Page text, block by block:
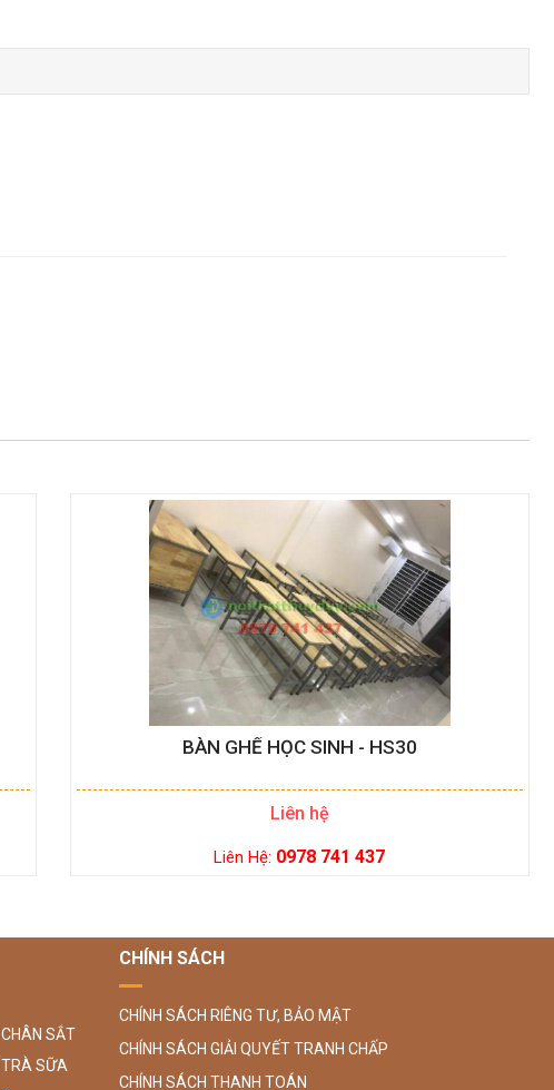
BÀN GHẾ HỌC SINH - HS30
Liên hệ
Liên Hệ: 0978 741 437
SẮT
TRÀ SỮA
CHÍNH SÁCH
CHÍNH SÁCH RIÊNG TƯ, BẢO MẬT
CHÍNH SÁCH GIẢI QUYẾT TRANH CHẤP
CHÍNH SÁCH THANH TOÁN